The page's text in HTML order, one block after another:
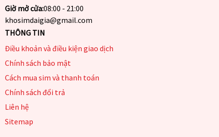
Giờ mở cửa:08:00 - 21:00
khosimdaigia@gmail.com
THÔNG TIN
Điều khoản và điều kiện giao dịch
Chính sách bảo mật
Cách mua sim và thanh toán
Chính sách đổi trả
Liên hệ
Sitemap